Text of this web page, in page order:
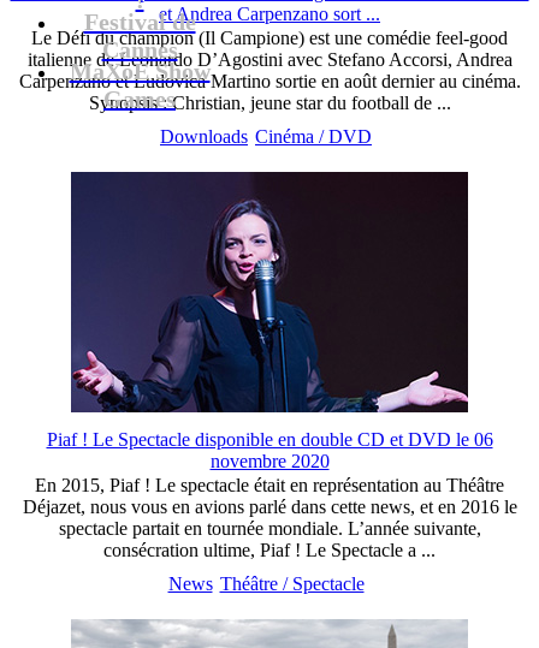
Festival de
Cannes
MaXoE Show
Games
et Andrea Carpenzano sort ...
Le Défi du champion (Il Campione) est une comédie feel-good
italienne de Leonardo D’Agostini avec Stefano Accorsi, Andrea
Carpenzano et Ludovica Martino sortie en août dernier au cinéma.
Synopsis : Christian, jeune star du football de ...
Downloads Cinéma / DVD
Piaf ! Le Spectacle disponible en double CD et DVD le 06
novembre 2020
En 2015, Piaf ! Le spectacle était en représentation au Théâtre
Déjazet, nous vous en avions parlé dans cette news, et en 2016 le
spectacle partait en tournée mondiale. L’année suivante,
consécration ultime, Piaf ! Le Spectacle a ...
News Théâtre / Spectacle